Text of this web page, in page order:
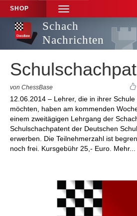
SHOP
TOGGLE
NAVIGATION
Schach
Nachrichten
von ChessBase
12.06.2014 – Lehrer, die in ihrer
möchten, haben am kommenden
einem zweitägigen Lehrgang der
Schulschachpatent der Deutschen
erwerben. Die Teilnehmerzahl ist
noch frei. Kursgebühr 25,- Euro. Mehr...